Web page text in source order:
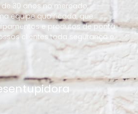
30 anos no mercado,
equipe qualificada, que
e produtos de ponta
clientes toda segurança e